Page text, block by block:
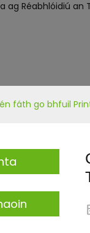
fáth go bhfuil